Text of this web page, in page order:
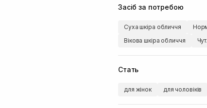
Засіб за потребою
Суха шкіра обличчя
Вікова шкіра обличчя
Стать
для жінок для чоловіків